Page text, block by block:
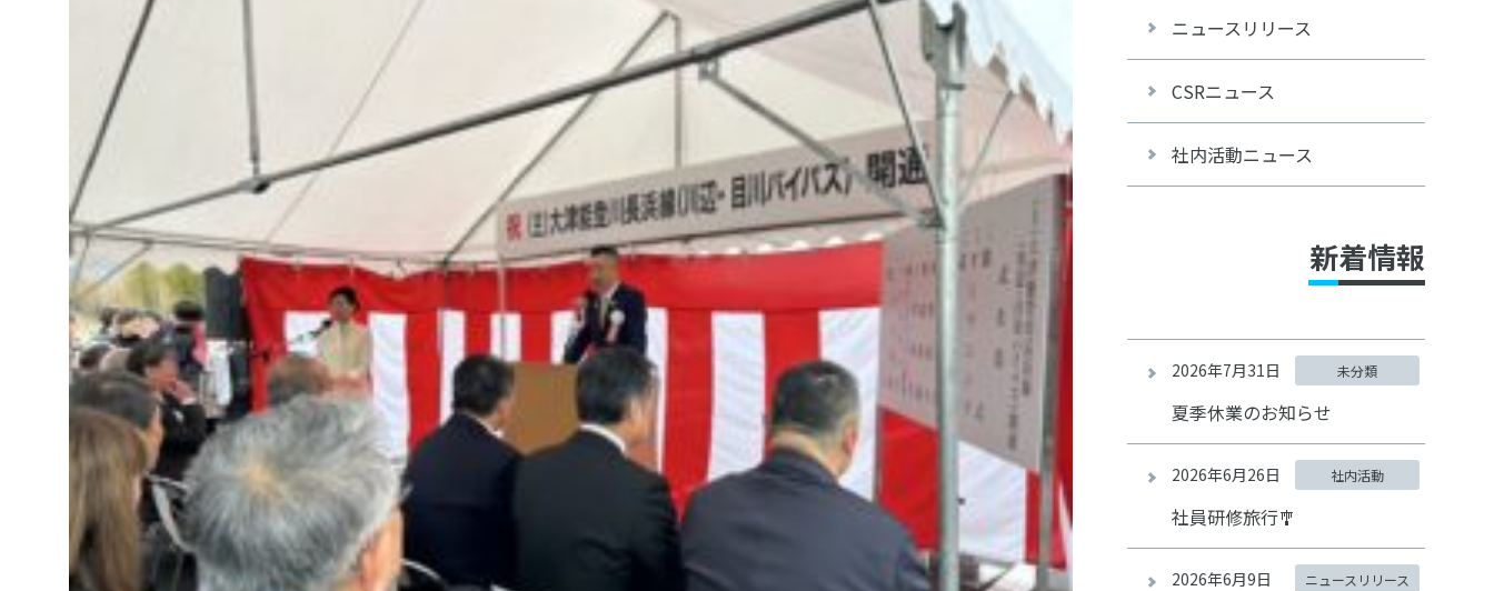
ニュースリリース
CSRニュース
社内活動ニュース
新着情報
2026年7月31日 未分類
夏季休業のお知らせ
2026年6月26日 社内活動
社員研修旅行🎐
2026年6月9日 ニュースリリース